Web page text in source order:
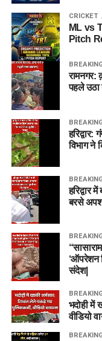
CRICKET
ML vs
Pitch
रामनगर:
पहले उठा
विभाग ने
बरसे
‘ऑपरेशन
संदेश|
भदोही में
वीडियो